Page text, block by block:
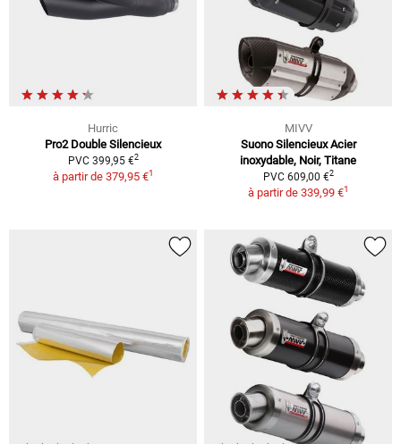
Hurric
Pro2 Double Silencieux
PVC 399,95 €2
à partir de 379,95 €1
MIVV
Suono Silencieux Acier
inoxydable, Noir, Titane
PVC 609,00 €2
à partir de 339,99 €1